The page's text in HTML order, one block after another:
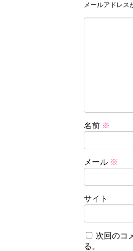
メールアドレス
名前 ※
メール ※
サイト
次回のコ
る。